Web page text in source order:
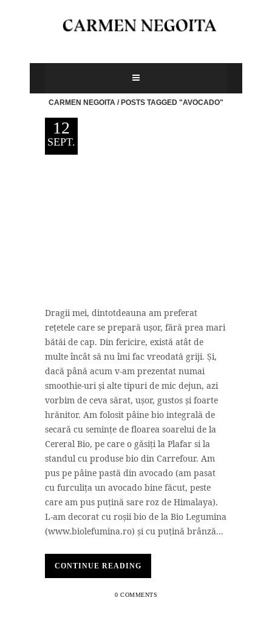
CARMEN NEGOITA /POSTS TAGGED "AVOCADO"
12
SEPT.
Dragii mei, dintotdeauna am preferat
rețetele care se prepară ușor, fără prea mari
bătăi de cap. Din fericire, există atât de
multe încât să nu îmi fac vreodată griji. Și,
dacă până acum v-am prezentat numai
smoothie-uri și alte tipuri de mic dejun, azi
vorbim de ceva sărat, ușor, gustos și foarte
hrănitor. Am folosit pâine bio integrală de
secară cu semințe de floarea soarelui de la
Cereral Bio, pe care o găsiți la Plafar si la
standul cu produse bio din Carrefour. Am
pus pe pâine pastă din avocado (am pasat
cu furculița un avocado bine făcut, peste
care am pus puțină sare roz de Himalaya).
L-am decorat cu roșii bio de la Bio Legumina
(www.biolefumina.ro) și cu puțină brânză...
CONTINUE READING
0 COMMENTS